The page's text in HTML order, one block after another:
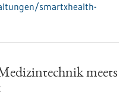
smartxhealth-
meets